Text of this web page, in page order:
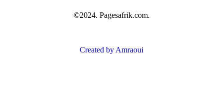
©2024. Pagesafrik.com.
Created by Amraoui